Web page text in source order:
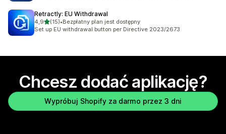
Retractly: EU Withdrawal
4,9na 5 gwiazdek
(15)
Łączna liczba recenzji: 15
•Bezpłatny plan jest dostępny
Set up EU withdrawal button per Directive 2023/2673
Chcesz dodać aplikację?
Wypróbuj Shopify za darmo przez 3 dni